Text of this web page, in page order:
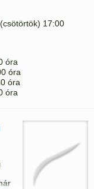
17:00
óra
óra
óra
óra